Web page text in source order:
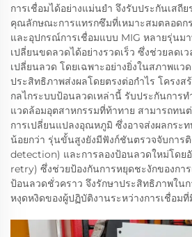
การเชื่อมได้อย่างแม่นยำ จึงรับประกันเสถี
คุณลักษณะการแทรกซึมที่เหมาะสมตลอดก
และอุปกรณ์การเชื่อมแบบ MIG หลายรุ่นม
เปลี่ยนขดลวดได้อย่างรวดเร็ว ซึ่งช่วยลดเ
เปลี่ยนลวด โดยเฉพาะอย่างยิ่งในสภาพแว
ประสิทธิภาพส่งผลโดยตรงต่อกำไร โครง
กลไกระบบป้อนลวดเหล่านี้ รับประกันการ
แวดล้อมอุตสาหกรรมที่ท้าทาย สามารถทน
การเปลี่ยนแปลงอุณหภูมิ ซึ่งอาจส่งผลกระ
น้อยกว่า รุ่นขั้นสูงยังมีฟังก์ชันตรวจจับกา
detection) และการลองป้อนลวดใหม่โด
retry) ซึ่งช่วยป้องกันการหยุดชะงักของกา
ป้อนลวดชั่วคราว จึงรักษาประสิทธิภาพใน
หงุดหงิดของผู้ปฏิบัติงานระหว่างการเชื่อม